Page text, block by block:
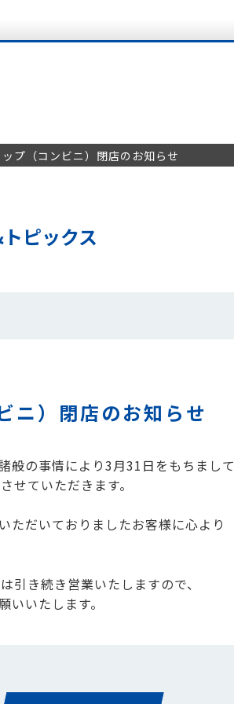
プ（コンビニ）閉店のお知らせ
ピックス
ニ）閉店のお知らせ
般の事情により3月31日をもちまして
せていただきます。
ただいておりましたお客様に心より
引き続き営業いたしますので、
いたします。